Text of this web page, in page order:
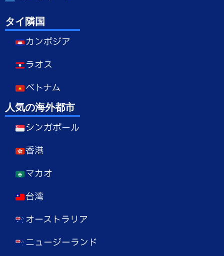
タイ隣国
カンボジア
ラオス
ベトナム
人気の海外都市
シンガポール
香港
マカオ
台湾
オーストラリア
ニュージーランド